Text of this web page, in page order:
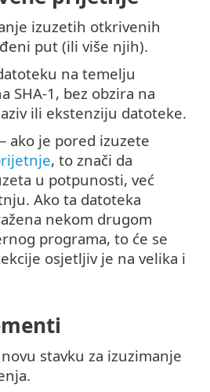
izuzetih otkrivenih
put (ili više njih).
na temelju
SHA-1, bez obzira na
ili ekstenziju datoteke.
– ako je pored izuzete
, to znači da
u potpunosti, već
Ako ta datoteka
nekom drugom
programa, to će se
osjetljiv je na velika i
stavku za izuzimanje